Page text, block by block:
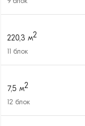
220,3 м2
11 блок
7,5 м2
12 блок